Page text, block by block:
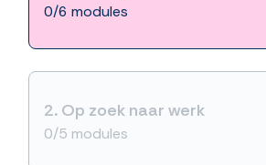
0/6 modules
2. Op zoek naar werk
0/5 modules